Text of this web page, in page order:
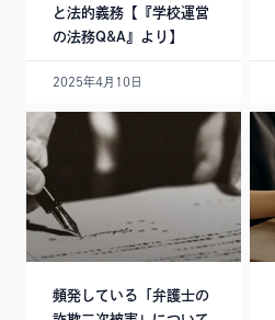
と法的義務【『学校運営
の法務Q&A』より】
2025年4月10日
頻発している「弁護士の